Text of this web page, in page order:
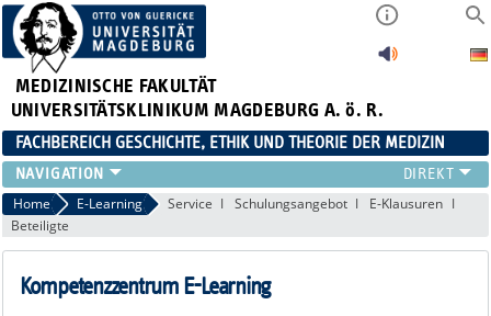
MEDIZINISCHE FAKULTÄT
UNIVERSITÄTSKLINIKUM MAGDEBURG A. ö. R.
FACHBEREICH GESCHICHTE, ETHIK UND THEORIE DER MEDIZIN
UNSER TEAM
LEHRE
FORSCHUNG
DISSERTATIONEN
Home E-Learning Service Schulungsangebot
E-Klausuren
Beteiligte
Kompetenzzentrum E-Learning